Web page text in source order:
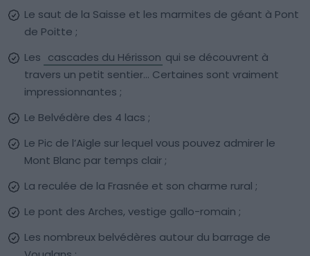
Le saut de la Saisse et les marmites de géant à Pont
de Poitte ;
Les cascades du Hérisson qui se découvrent à
travers un petit sentier… Certaines sont vraiment
impressionnantes ;
Le Belvédère des 4 lacs ;
Le Pic de l’Aigle sur lequel vous pouvez admirer le
Mont Blanc par temps clair ;
La reculée de la Frasnée et son charme rural ;
Le pont des Arches, vestige gallo-romain ;
Les nombreux belvédères autour du barrage de